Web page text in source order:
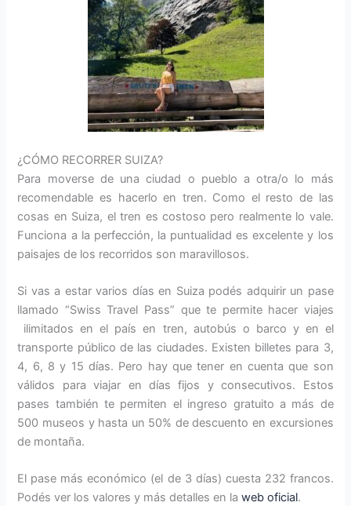
¿CÓMO RECORRER SUIZA?
Para moverse de una ciudad o pueblo a otra/o lo más
recomendable es hacerlo en tren. Como el resto de las
cosas en Suiza, el tren es costoso pero realmente lo vale.
Funciona a la perfección, la puntualidad es excelente y los
paisajes de los recorridos son maravillosos.
Si vas a estar varios días en Suiza podés adquirir un pase
llamado “Swiss Travel Pass” que te permite hacer viajes
ilimitados en el país en tren, autobús o barco y en el
transporte público de las ciudades. Existen billetes para 3,
4, 6, 8 y 15 días. Pero hay que tener en cuenta que son
válidos para viajar en días fijos y consecutivos. Estos
pases también te permiten el ingreso gratuito a más de
500 museos y hasta un 50% de descuento en excursiones
de montaña.
El pase más económico (el de 3 días) cuesta 232 francos.
Podés ver los valores y más detalles en laweb oficial.